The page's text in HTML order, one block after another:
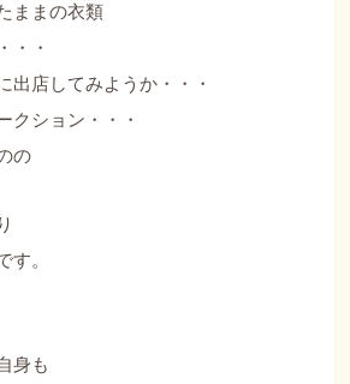
ままの衣類
・・
出店してみようか・・・
クション・・・
の
す。
身も